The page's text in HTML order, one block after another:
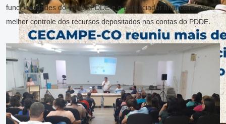
funcionalidades do cartão PDDE e o gerenciador financeiro para
melhor controle dos recursos depositados nas contas do PDDE.